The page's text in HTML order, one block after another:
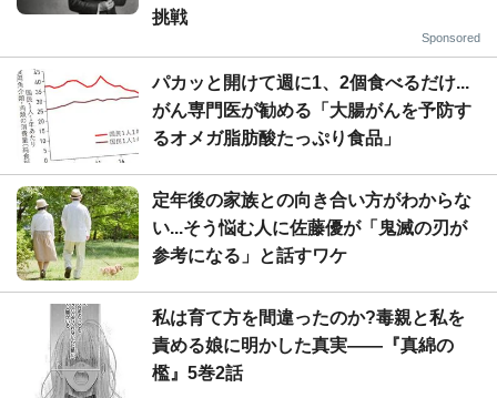
挑戦
Sponsored
パカッと開けて週に1、2個食べるだけ...
がん専門医が勧める「大腸がんを予防す
るオメガ脂肪酸たっぷり食品」
定年後の家族との向き合い方がわからな
い...そう悩む人に佐藤優が「鬼滅の刃が
参考になる」と話すワケ
私は育て方を間違ったのか?毒親と私を
責める娘に明かした真実――『真綿の
檻』5巻2話